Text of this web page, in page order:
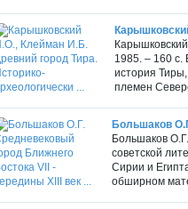
1985. – 160 с.
история Тиры,
племен
Большаков
Большаков
советской
Сирии и
обширном